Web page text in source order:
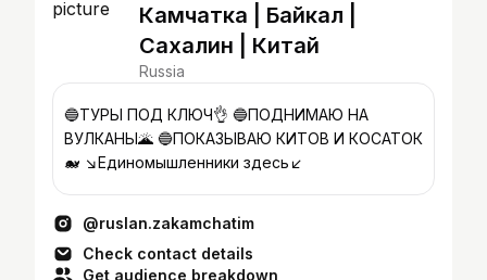
Камчатка | Байкал |
Сахалин | Китай
Russia
🔵ТУРЫ ПОД КЛЮЧ👌 🔵ПОДНИМАЮ НА
ВУЛКАНЫ🌋 🔵ПОКАЗЫВАЮ КИТОВ И КОСАТОК
🐋 ↘️Единомышленники здесь↙️
@ruslan.zakamchatim
Check contact details
Get audience breakdown